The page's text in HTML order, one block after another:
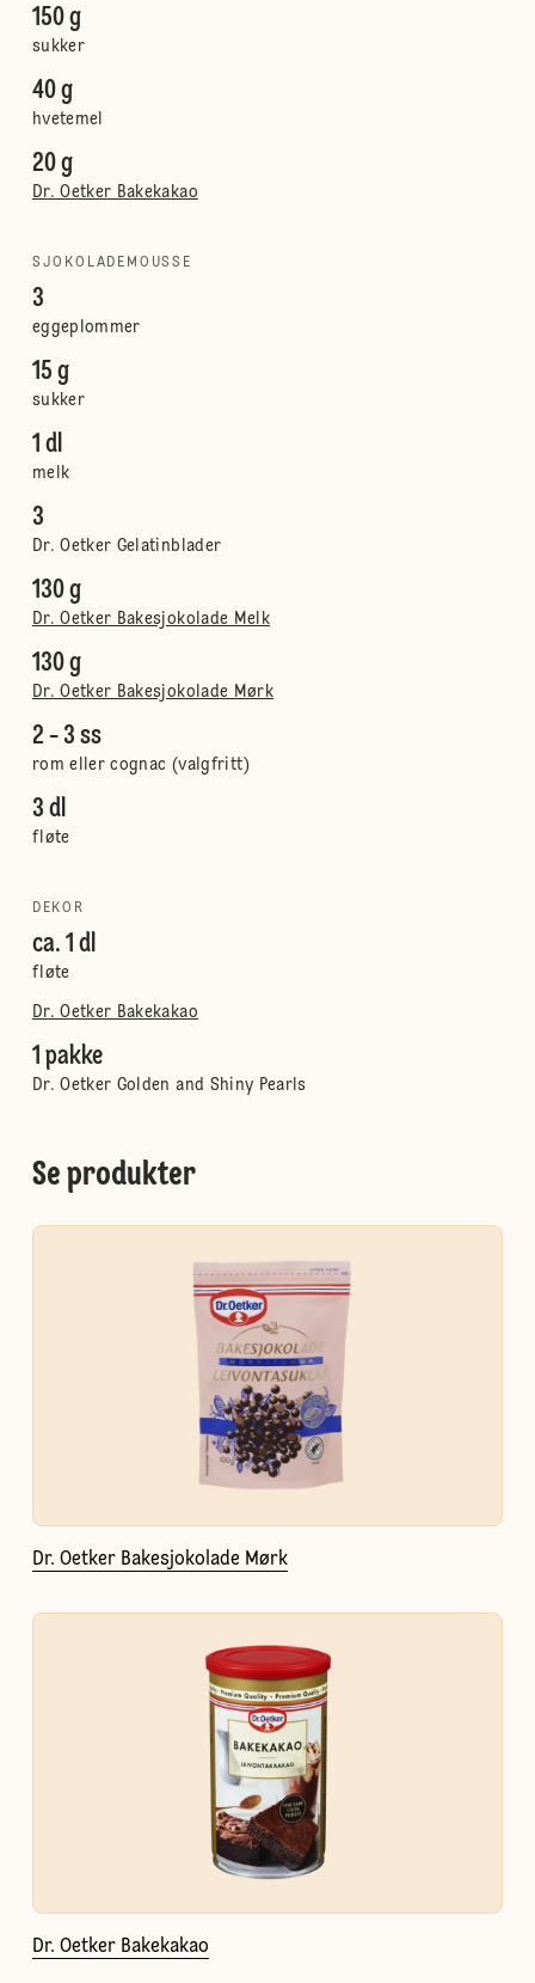
150 g
sukker
40 g
hvetemel
20 g
Dr. Oetker Bakekakao
SJOKOLADEMOUSSE
3
eggeplommer
15 g
sukker
1 dl
melk
3
Dr. Oetker Gelatinblader
130 g
Dr. Oetker Bakesjokolade Melk
130 g
Dr. Oetker Bakesjokolade Mørk
2 - 3 ss
rom eller cognac (valgfritt)
3 dl
fløte
DEKOR
ca. 1 dl
fløte
Dr. Oetker Bakekakao
1 pakke
Dr. Oetker Golden and Shiny Pearls
Se produkter
Dr. Oetker Bakesjokolade Mørk
Dr. Oetker Bakekakao